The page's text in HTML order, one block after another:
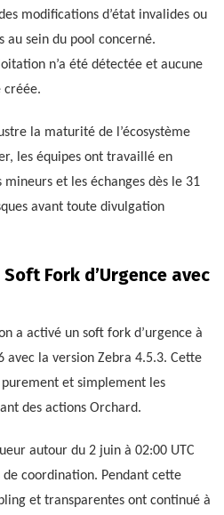
modifications d’état invalides ou
au sein du pool concerné.
n’a été détectée et aucune
créée.
la maturité de l’écosystème
les équipes ont travaillé en
et les échanges dès le 31
avant toute divulgation
Fork d’Urgence avec
a activé un soft fork d’urgence à
avec la version Zebra 4.5.3. Cette
et simplement les
des actions Orchard.
autour du 2 juin à 02:00 UTC
coordination. Pendant cette
et transparentes ont continué à